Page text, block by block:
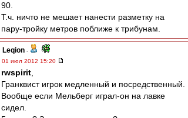
90.
Т.ч. ничто не мешает нанести разметку на
пару-тройку метров поближе к трибунам.
Leqion -
01 июл 2012 15:20
rwspirit
Гранквист игрок медленный и посредственный.
Вообще если Мельберг играл-он на лавке
сидел.